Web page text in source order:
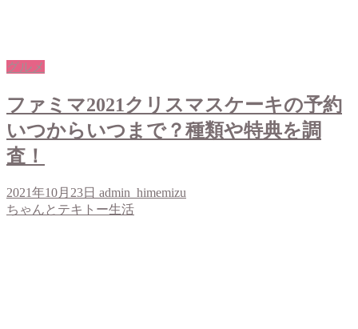
グルメ
ファミマ2021クリスマスケーキの予約
いつからいつまで？種類や特典を調
査！
2021年10月23日 admin_himemizu
ちゃんとテキトー生活